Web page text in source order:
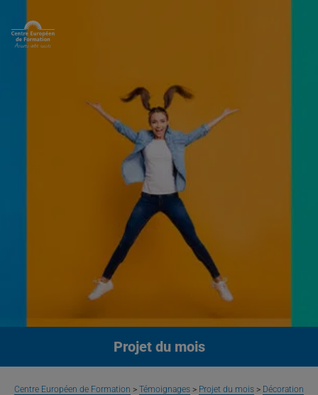
Projet du mois
Centre Européen de Formation > Témoignages > Projet du mois > Décoration